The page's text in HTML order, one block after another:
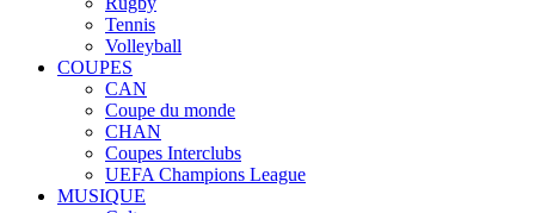
Tennis
Volleyball
COUPES
CAN
Coupe du monde
CHAN
Coupes Interclubs
UEFA Champions League
MUSIQUE